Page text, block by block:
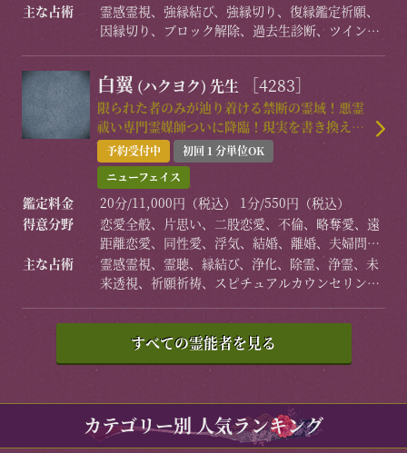
主な占術
霊感霊視、強縁結び、強縁切り、復縁鑑定祈願、
因縁切り、ブロック解除、過去生診断、ツインレ
ニマルコミニケーション、失せ物、霊障浄化、各
種心霊相談、心願成就参拝お願い言葉講座など
白翼 (ハクヨク) 先生 ［4283］
限られた者のみが辿り着ける禁断の霊域！悪霊
祓い専門霊媒師ついに降臨！現実を書き換える
唯一無二の奇跡の力を解き放つ！
予約受付中
初回１分単位OK
ニューフェイス
鑑定料金
20分/11,000円（税込） 1分/550円（税込）
得意分野
恋愛全般、片思い、二股恋愛、不倫、略奪愛、遠
距離恋愛、同性愛、浮気、結婚、離婚、夫婦問
題、家庭/家族問題、親子、育児、教育、介護、引
っ越し、仕事全般、適職、経営、進路、人間関
運、運勢、健康、金銭、動物、故人、心霊相談
主な占術
霊感霊視、霊聴、縁結び、浄化、除霊、浄霊、未
来透視、祈願祈祷、スピチュアルカウンセリン
チャネリング、ヒーリング、前世/過去世、守護霊
対話、霊障除去、先祖供養、過去世供養、死者と
の対話、高次との交信、呪術、魂入/魂抜、特殊占
術、命名/改名、特殊念波、霊符、悪霊祓いなど
すべての霊能者を見る
カテゴリー別 人気ランキング